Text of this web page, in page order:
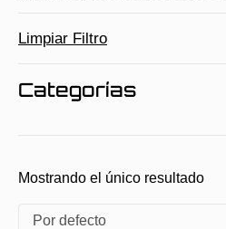
Limpiar Filtro
Categorías
Mostrando el único resultado
Por defecto